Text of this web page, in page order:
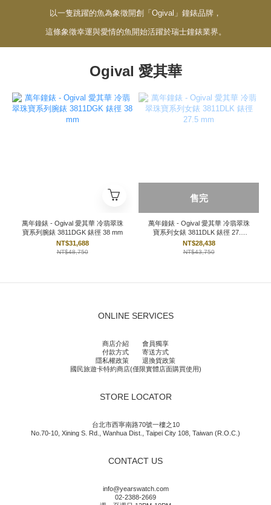
以一隻跳躍的魚為象徵開創「Ogival」鐘錶品牌，
這條象徵幸運與愛情的魚開始活躍於瑞士鐘錶業界。
Ogival 愛其華
萬年鐘錶 - Ogival 愛其華 冷翡翠珠
寶系列腕錶 3811DGK 錶徑 38 mm
NT$31,688
NT$48,750
售完
萬年鐘錶 - Ogival 愛其華 冷翡翠珠
寶系列女錶 3811DLK 錶徑 27.5
mm
NT$28,438
NT$43,750
ONLINE SERVICES
商店介紹
會員獨享
付款方式
寄送方式
隱私權政策
退換貨政策
國民旅遊卡特約商店(僅限實體店面購買使用)
STORE LOCATOR
台北市西寧南路70號一樓之10
No.70-10, Xining S. Rd., Wanhua Dist., Taipei City 108, Taiwan (R.O.C.)
CONTACT US
info@yearswatch.com
02-2388-2669